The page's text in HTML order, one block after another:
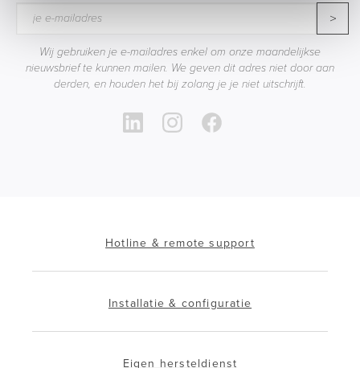
>
Wij gebruiken je e-mailadres enkel om onze maandelijkse
nieuwsbrief te kunnen mailen. We geven dit adres niet door aan
derden, en houden het bij zolang je je niet uitschrijft.
Hotline & remote support
Installatie & configuratie
Eigen hersteldienst